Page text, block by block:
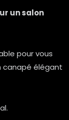
un salon
pour vous
canapé élégant